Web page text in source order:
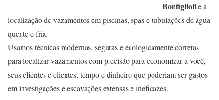
Bonfigliolie a
localização de vazamentos em piscinas, spas e tubulações de água
quente e fria.
Usamos técnicas modernas, seguras e ecologicamente corretas
para localizar vazamentos com precisão para economizar a você,
seus clientes e clientes, tempo e dinheiro que poderiam ser gastos
em investigações e escavações extensas e ineficazes.